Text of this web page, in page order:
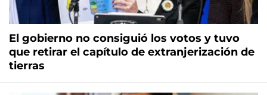
El gobierno no consiguió los votos y tuvo
que retirar el capítulo de extranjerización de
tierras